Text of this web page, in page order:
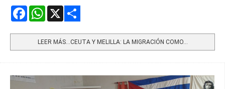
FacebookWhatsApp
LEER MÁS…CEUTA Y MELILLA: LA MIGRACIÓN COMO...